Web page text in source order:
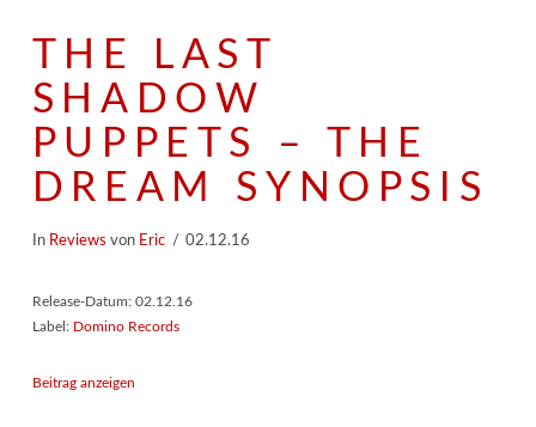
THE LAST
SHADOW
PUPPETS – THE
DREAM SYNOPSIS
In Reviews von Eric 02.12.16
Release-Datum: 02.12.16
Label: Domino Records
Beitrag anzeigen